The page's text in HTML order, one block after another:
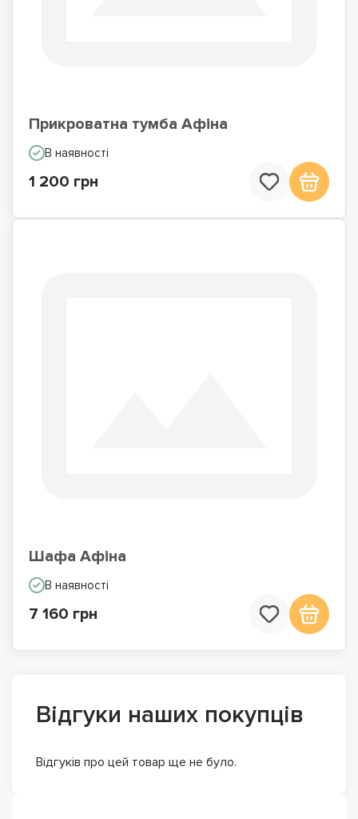
Прикроватна тумба Афіна
В наявності
1 200 грн
Шафа Афіна
В наявності
7 160 грн
Відгуки наших покупців
Відгуків про цей товар ще не було.